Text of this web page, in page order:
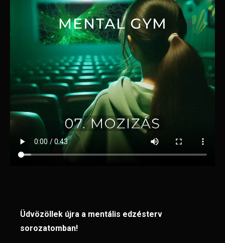
Üdvözöllek újra a mentális edzésterv
sorozatomban!